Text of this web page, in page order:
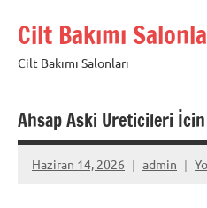
geçCilt Bakımı
Cilt Bakımı Salonları
Ahsap Aski Ureticileri
Haziran 14, 2026 admin